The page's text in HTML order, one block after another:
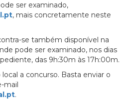
ser examinado,
, mais concretamente neste
se também disponível na
pode ser examinado, nos dias
das 9h:30m às 17h:00m.
a concurso. Basta enviar o
mail
.